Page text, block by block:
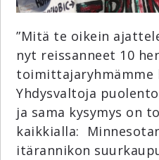
”Mitä te oikein
nyt reissanneet 10
toimittajaryhmämme
Yhdysvaltoja
ja sama kysymys on
kaikkialla:
itärannikon